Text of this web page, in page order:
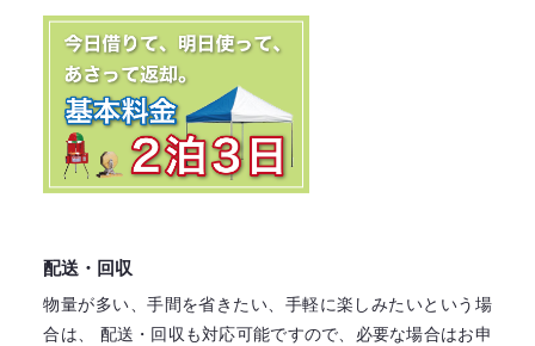
配送・回収
物量が多い、手間を省きたい、手軽に楽しみたいという場
合は、
配送・回収も対応可能ですので、必要な場合はお申